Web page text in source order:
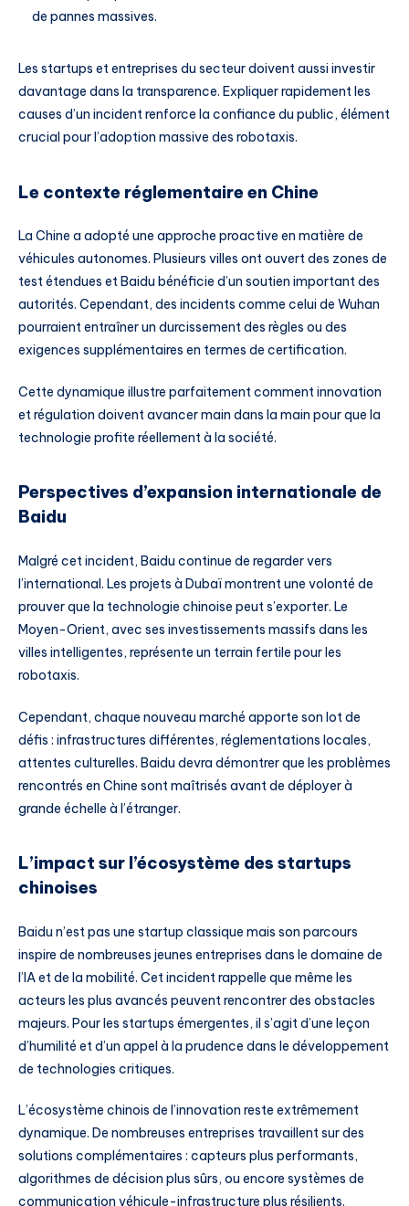
de pannes massives.
Les startups et entreprises du secteur doivent aussi investir
davantage dans la transparence. Expliquer rapidement les
causes d’un incident renforce la confiance du public, élément
crucial pour l’adoption massive des robotaxis.
Le contexte réglementaire en Chine
La Chine a adopté une approche proactive en matière de
véhicules autonomes. Plusieurs villes ont ouvert des zones de
test étendues et Baidu bénéficie d’un soutien important des
autorités. Cependant, des incidents comme celui de Wuhan
pourraient entraîner un durcissement des règles ou des
exigences supplémentaires en termes de certification.
Cette dynamique illustre parfaitement comment innovation
et régulation doivent avancer main dans la main pour que la
technologie profite réellement à la société.
Perspectives d’expansion internationale de
Baidu
Malgré cet incident, Baidu continue de regarder vers
l’international. Les projets à Dubaï montrent une volonté de
prouver que la technologie chinoise peut s’exporter. Le
Moyen-Orient, avec ses investissements massifs dans les
villes intelligentes, représente un terrain fertile pour les
robotaxis.
Cependant, chaque nouveau marché apporte son lot de
défis : infrastructures différentes, réglementations locales,
attentes culturelles. Baidu devra démontrer que les problèmes
rencontrés en Chine sont maîtrisés avant de déployer à
grande échelle à l’étranger.
L’impact sur l’écosystème des startups
chinoises
Baidu n’est pas une startup classique mais son parcours
inspire de nombreuses jeunes entreprises dans le domaine de
l’IA et de la mobilité. Cet incident rappelle que même les
acteurs les plus avancés peuvent rencontrer des obstacles
majeurs. Pour les startups émergentes, il s’agit d’une leçon
d’humilité et d’un appel à la prudence dans le développement
de technologies critiques.
L’écosystème chinois de l’innovation reste extrêmement
dynamique. De nombreuses entreprises travaillent sur des
solutions complémentaires : capteurs plus performants,
algorithmes de décision plus sûrs, ou encore systèmes de
communication véhicule-infrastructure plus résilients.